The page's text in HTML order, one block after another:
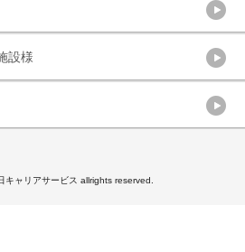
設様
キャリアサービス allrights reserved.